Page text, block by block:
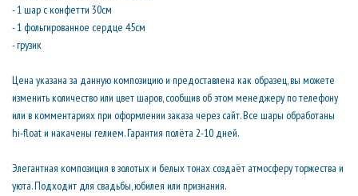
- 1 шар с конфетти 30см
- 1 фольгированное сердце 45см
- грузик
Цена указана за данную композицию и предоставлена как образец, вы можете
изменить количество или цвет шаров, сообщив об этом менеджеру по телефону
или в комментариях при оформлении заказа через сайт. Все шары обработаны
hi-float и накачены гелием. Гарантия полёта 2-10 дней.
Элегантная композиция в золотых и белых тонах создаёт атмосферу торжества и
уюта. Подходит для свадьбы, юбилея или признания.